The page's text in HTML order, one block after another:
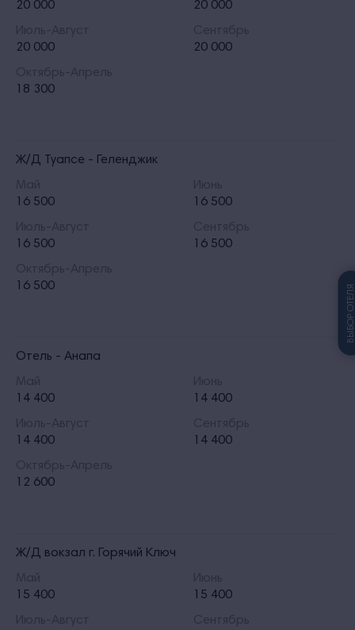
20 000
20 000
20 000
20 000
18 300
Ж/Д Туапсе - Геленджик
16 500
16 500
16 500
16 500
16 500
Отель - Анапа
14 400
14 400
14 400
14 400
12 600
Ж/Д вокзал г. Горячий Ключ
15 400
15 400
ВЫБОР ОТЕЛЯ